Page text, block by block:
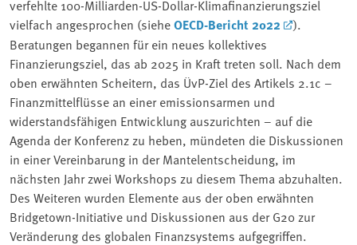
verfehlte 100-Milliarden-US-Dollar-Klimafinanzierungsziel
vielfach angesprochen (sieheOECD-Bericht 2022
).
Beratungen begannen für ein neues kollektives
Finanzierungsziel, das ab 2025 in Kraft treten soll. Nach dem
oben erwähnten Scheitern, das ÜvP-Ziel des Artikels 2.1c –
Finanzmittelflüsse an einer emissionsarmen und
widerstandsfähigen Entwicklung auszurichten – auf die
Agenda der Konferenz zu heben, mündeten die Diskussionen
in einer Vereinbarung in der Mantelentscheidung, im
nächsten Jahr zwei Workshops zu diesem Thema abzuhalten.
Des Weiteren wurden Elemente aus der oben erwähnten
Bridgetown-Initiative und Diskussionen aus der G20 zur
Veränderung des globalen Finanzsystems aufgegriffen.